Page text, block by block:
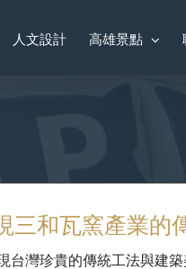
人文設計 高雄景點
三和瓦窯產業的
灣珍貴的傳統工法與建